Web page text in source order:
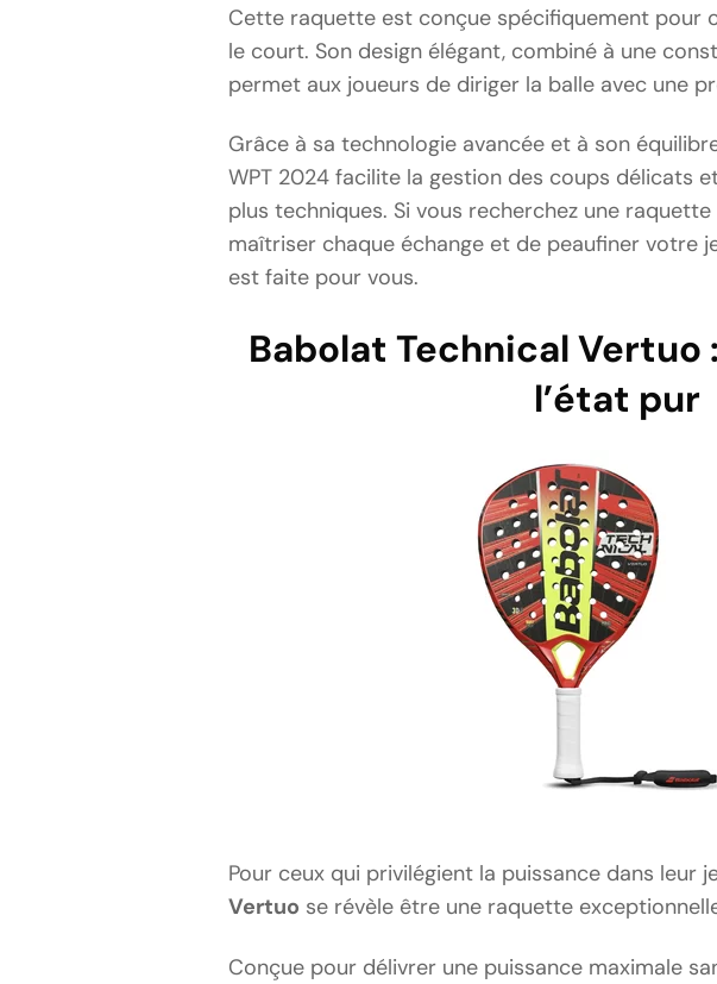
Cette raquette est conçue spécifiquement pour
le court. Son design élégant, combiné à une
permet aux joueurs de diriger la balle avec une
Grâce à sa technologie avancée et à son
WPT 2024 facilite la gestion des coups délicats
plus techniques. Si vous recherchez une
maîtriser chaque échange et de peaufiner votre
est faite pour vous.
Babolat Technical Vertuo
l’état pur
Pour ceux qui privilégient la puissance dans leur
Vertuo se révèle être une raquette
Conçue pour délivrer une puissance maximale